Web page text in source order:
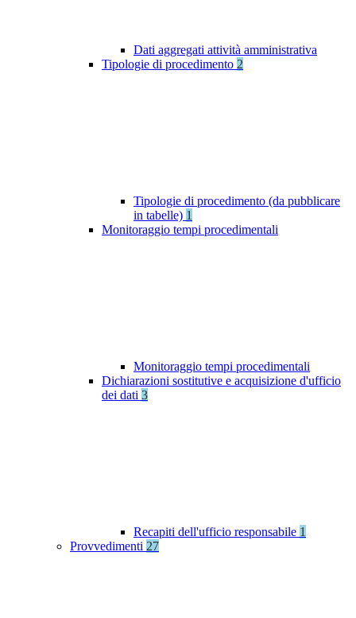
Dati aggregati attività amministrativa
Tipologie di procedimento 2
Tipologie di procedimento (da pubblicare
in tabelle) 1
Monitoraggio tempi procedimentali
Monitoraggio tempi procedimentali
Dichiarazioni sostitutive e acquisizione d'ufficio
dei dati 3
Recapiti dell'ufficio responsabile 1
Provvedimenti 27